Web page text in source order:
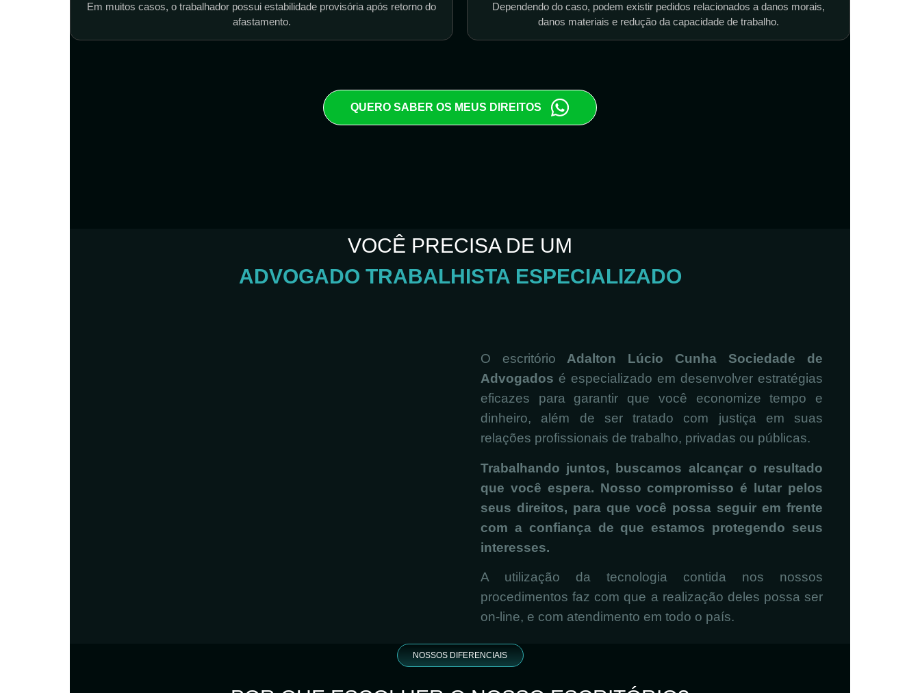
Em muitos casos, o trabalhador possui estabilidade provisória após retorno do
afastamento.
Dependendo do caso, podem existir pedidos relacionados a danos morais,
danos materiais e redução da capacidade de trabalho.
QUERO SABER OS MEUS DIREITOS
VOCÊ PRECISA DE UM
ADVOGADO TRABALHISTA ESPECIALIZADO
O escritório Adalton Lúcio Cunha Sociedade de
Advogados é especializado em desenvolver estratégias
eficazes para garantir que você economize tempo e
dinheiro, além de ser tratado com justiça em suas
relações profissionais de trabalho, privadas ou públicas.
Trabalhando juntos, buscamos alcançar o resultado
que você espera. Nosso compromisso é lutar pelos
seus direitos, para que você possa seguir em frente
com a confiança de que estamos protegendo seus
interesses.
A utilização da tecnologia contida nos nossos
procedimentos faz com que a realização deles possa ser
on-line, e com atendimento em todo o país.
NOSSOS DIFERENCIAIS